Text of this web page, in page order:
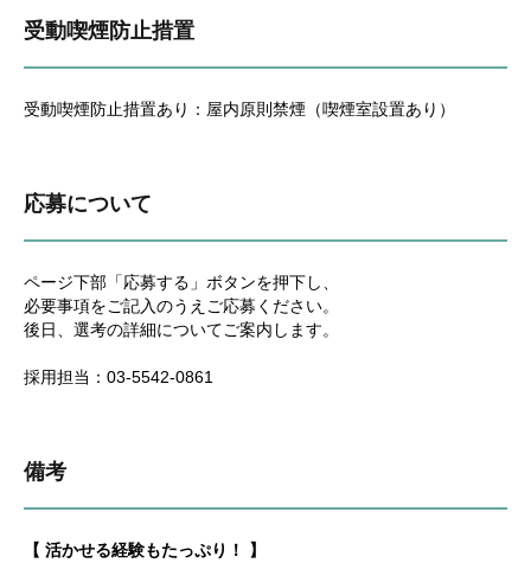
受動喫煙防止措置
受動喫煙防止措置あり：屋内原則禁煙（喫煙室設置あり）
応募について
ページ下部「応募する」ボタンを押下し、
必要事項をご記入のうえご応募ください。
後日、選考の詳細についてご案内します。
採用担当：03-5542-0861
備考
【 活かせる経験もたっぷり！ 】